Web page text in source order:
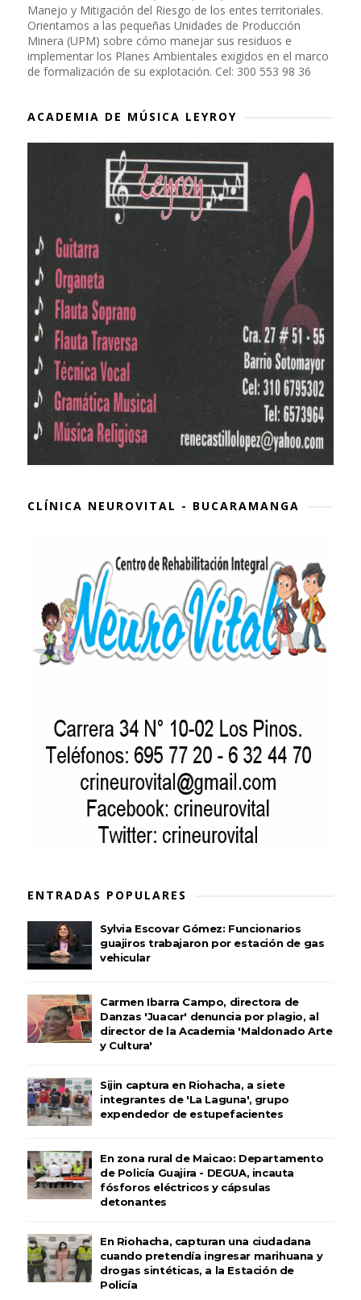
Manejo y Mitigación del Riesgo de los entes territoriales.
Orientamos a las pequeñas Unidades de Producción
Minera (UPM) sobre cómo manejar sus residuos e
implementar los Planes Ambientales exigidos en el marco
de formalización de su explotación. Cel: 300 553 98 36
ACADEMIA DE MÚSICA LEYROY
CLÍNICA NEUROVITAL - BUCARAMANGA
ENTRADAS POPULARES
Sylvia Escovar Gómez: Funcionarios
guajiros trabajaron por estación de gas
vehicular
Carmen Ibarra Campo, directora de
Danzas 'Juacar' denuncia por plagio, al
director de la Academia 'Maldonado Arte
y Cultura'
Sijin captura en Riohacha, a siete
integrantes de 'La Laguna', grupo
expendedor de estupefacientes
En zona rural de Maicao: Departamento
de Policía Guajira - DEGUA, incauta
fósforos eléctricos y cápsulas
detonantes
En Riohacha, capturan una ciudadana
cuando pretendía ingresar marihuana y
drogas sintéticas, a la Estación de
Policía